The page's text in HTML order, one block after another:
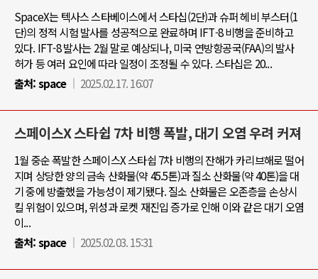
SpaceX는 텍사스 스타베이스에서 스타십(2단)과 슈퍼 헤비 부스터(1
단)의 정적 시험 발사를 성공적으로 완료하며 IFT-8 비행을 준비하고
있다. IFT-8 발사는 2월 말로 예상되나, 미국 연방항공국(FAA)의 발사
허가 등 여러 요인에 따라 일정이 조정될 수 있다. 스타십은 20...
출처:space 2025.02.17. 16:07
스페이스X 스타쉽 7차 비행 폭발, 대기 오염 우려 커져
1월 중순 폭발한 스페이스X 스타쉽 7차 비행의 잔해가 카리브해로 떨어
지며 상당한 양의 금속 산화물(약 45.5톤)과 질소 산화물(약 40톤)을 대
기 중에 방출했을 가능성이 제기됐다. 질소 산화물은 오존층을 손상시
킬 위험이 있으며, 위성과 로켓 재진입 증가로 인해 이와 같은 대기 오염
이...
출처:space 2025.02.03. 15:31